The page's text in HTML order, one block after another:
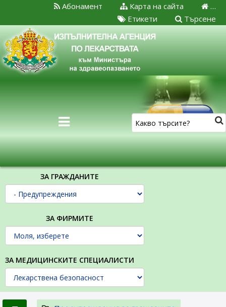
…
Карта на сайта
Абонамент
Търсене
Етикети
ЗА ГРАЖДАНИТЕ
ЗА ФИРМИТЕ
ЗА МЕДИЦИНСКИТЕ СПЕЦИАЛИСТИ